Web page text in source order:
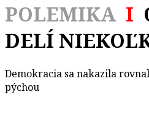
POLEMIKA I
DELÍ
Demokracia sa nakazila
pýchou